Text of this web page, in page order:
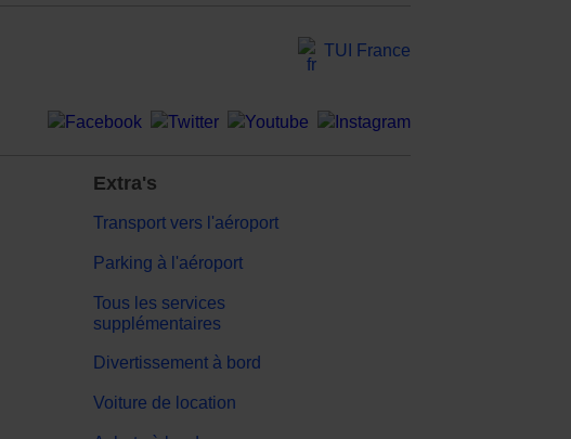
TUI France
Extra's
Transport vers l'aéroport
Parking à l'aéroport
Tous les services
supplémentaires
Divertissement à bord
Voiture de location